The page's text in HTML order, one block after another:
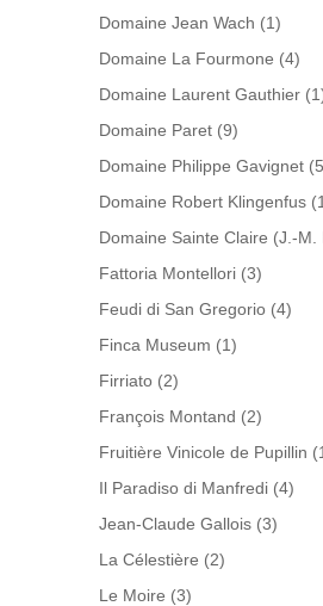
Domaine Jean Wach (1)
Domaine La Fourmone (4)
Domaine Laurent Gauthier
Domaine Paret (9)
Domaine Philippe Gavignet
Domaine Robert Klingenfus
Domaine Sainte Claire (J.-M.
Fattoria Montellori (3)
Feudi di San Gregorio (4)
Finca Museum (1)
Firriato (2)
François Montand (2)
Fruitière Vinicole de Pupillin
Il Paradiso di Manfredi (4)
Jean-Claude Gallois (3)
La Célestière (2)
Le Moire (3)